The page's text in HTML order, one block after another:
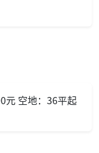
元 空地：36平起